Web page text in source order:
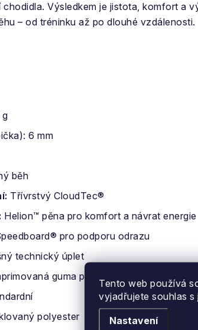
Tento web používá
vyjadřujete souhlas
Nastavení
Výsledkem je jistota, komfort a
– od tréninku až po dlouhé vzdálenosti.
g
6 mm
běh
Třívrstvý CloudTec®
Helion™ pěna pro komfort a návrat energie
pro podporu odrazu
technický úplet
guma pro optimální trakci
polyester